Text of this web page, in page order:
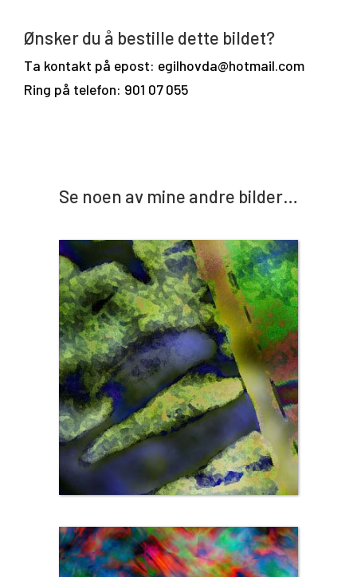
Ønsker du å bestille dette bildet?
Ta kontakt på epost: egilhovda@hotmail.com
Ring på telefon: 901 07 055
Se noen av mine andre bilder…